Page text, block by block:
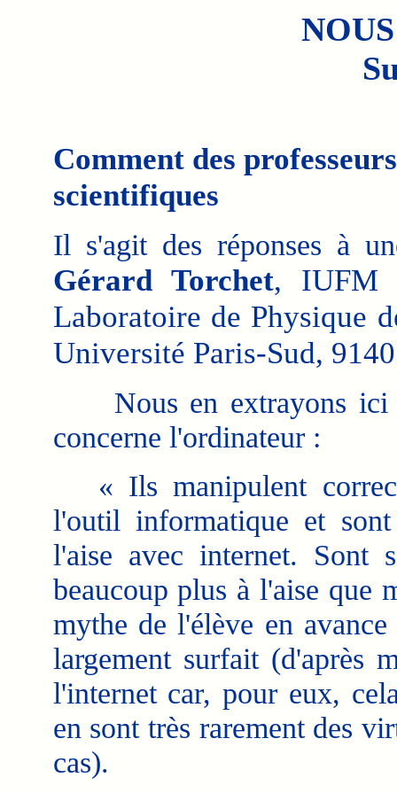
Comment des
scientifiques
Il s'agit des réponses à
Gérard Torchet, IUFM
Laboratoire de Physique
Université Paris-Sud,
Nous en extrayons ici
concerne l'ordinateur :
« Ils manipulent
l'outil informatique et
l'aise avec internet. Sont
beaucoup plus à l'aise que
mythe de l'élève en
largement surfait (d'après
l'internet car, pour eux,
en sont très rarement des
cas).